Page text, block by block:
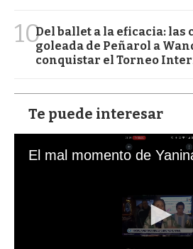
10Del ballet a la eficacia: las
goleada de Peñarol a
conquistar el Torneo
Te puede interesar